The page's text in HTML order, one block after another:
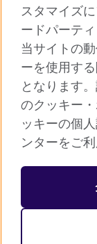
英国では公益団
団体番号：
（スコットランド
スタマイズ
ードパーテ
当サイトの
ーを使用す
となります
のクッキー
ッキーの個
ンターをご利